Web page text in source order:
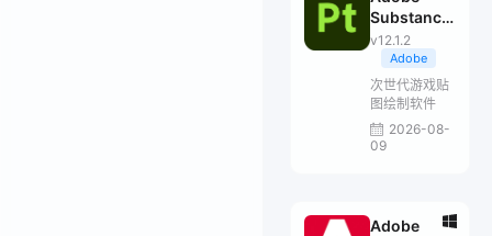
Substance
3D Painter
v12.1.2
Adobe
次世代游戏贴
图绘制软件
2026-08-
09
Adobe